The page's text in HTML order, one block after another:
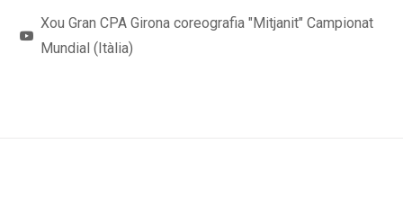
Xou Gran CPA Girona coreografia "Mitjanit" Campionat
Mundial (Itàlia)